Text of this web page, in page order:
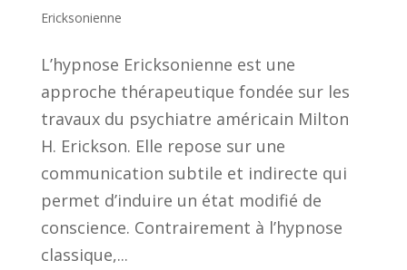
Ericksonienne
L’hypnose Ericksonienne est une
approche thérapeutique fondée sur les
travaux du psychiatre américain Milton
H. Erickson. Elle repose sur une
communication subtile et indirecte qui
permet d’induire un état modifié de
conscience. Contrairement à l’hypnose
classique,...